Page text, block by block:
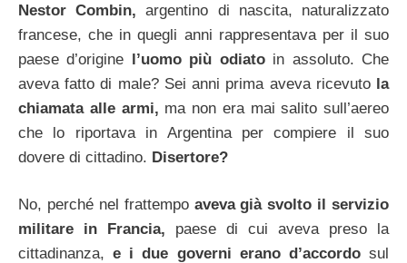
Nestor Combin, argentino di nascita, naturalizzato
francese, che in quegli anni rappresentava per il suo
paese d’origine l’uomo più odiatoin assoluto. Che
aveva fatto di male? Sei anni prima aveva ricevuto la
chiamata alle armi, ma non era mai salito sull’aereo
che lo riportava in Argentina per compiere il suo
dovere di cittadino. Disertore?
No, perché nel frattempo aveva già svolto il servizio
militare in Francia, paese di cui aveva preso la
cittadinanza, e i due governi erano d’accordo sul